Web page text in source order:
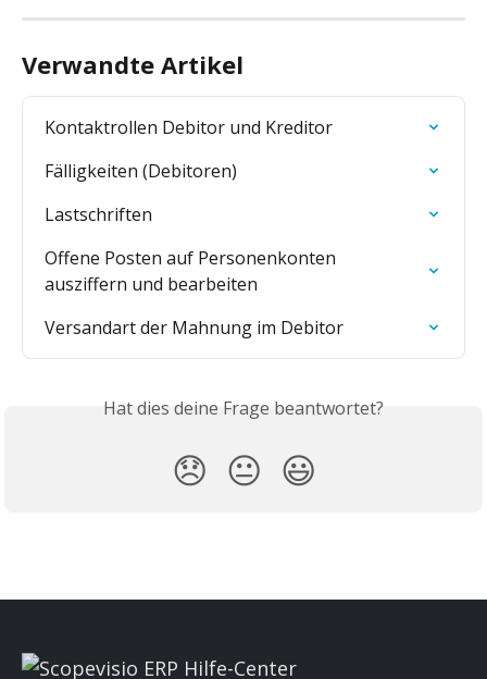
Verwandte Artikel
Kontaktrollen Debitor und Kreditor
Fälligkeiten (Debitoren)
Lastschriften
Offene Posten auf Personenkonten
ausziffern und bearbeiten
Versandart der Mahnung im Debitor
Hat dies deine Frage beantwortet?
😞 😐 😃